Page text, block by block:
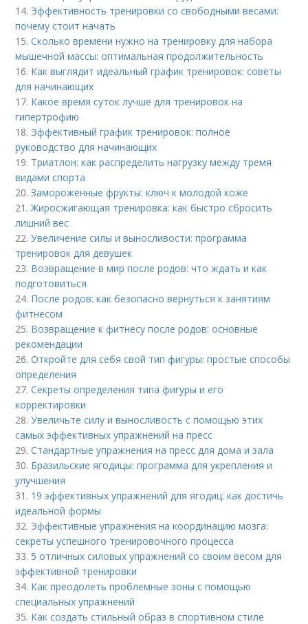
14. Эффективность тренировки со свободными весами:
почему стоит начать
15.Сколько времени нужно на тренировку для набора
мышечной массы: оптимальная продолжительность
16. Как выглядит идеальный график тренировок: советы
для начинающих
17. Какое время суток лучше для тренировок на
гипертрофию
18. Эффективный график тренировок: полное
руководство для начинающих
19. Триатлон: как распределить нагрузку между тремя
видами спорта
20.Замороженные фрукты: ключ к молодой коже
21.Жиросжигающая тренировка: как быстро сбросить
лишний вес
22.Увеличение силы и выносливости: программа
тренировок для девушек
23. Возвращение в мир после родов: что ждать и как
подготовиться
24. После родов: как безопасно вернуться к занятиям
фитнесом
25. Возвращение к фитнесу после родов: основные
рекомендации
26.Откройте для себя свой тип фигуры: простые способы
определения
27.Секреты определения типа фигуры и его
корректировки
28.Увеличьте силу и выносливость с помощью этих
самых эффективных упражнений на пресс
29.Стандартные упражнения на пресс для дома и зала
30. Бразильские ягодицы: программа для укрепления и
улучшения
31. 19 эффективных упражнений для ягодиц: как достичь
идеальной формы
32. Эффективные упражнения на координацию мозга:
секреты успешного тренировочного процесса
33. 5 отличных силовых упражнений со своим весом для
эффективной тренировки
34. Как преодолеть проблемные зоны с помощью
специальных упражнений
35. Как создать стильный образ в спортивном стиле